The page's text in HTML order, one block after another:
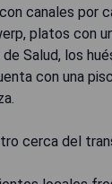
canales por
platos con
de Salud, los
con una
cerca del